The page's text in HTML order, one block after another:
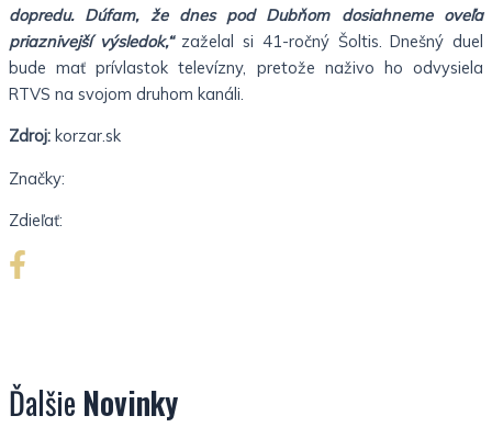
dopredu. Dúfam, že dnes pod Dubňom dosiahneme oveľa
priaznivejší výsledok,“zaželal si 41-ročný Šoltis. Dnešný duel
bude mať prívlastok televízny, pretože naživo ho odvysiela
RTVS na svojom druhom kanáli.
Zdroj: korzar.sk
Značky:
Zdieľať:
Ďalšie Novinky